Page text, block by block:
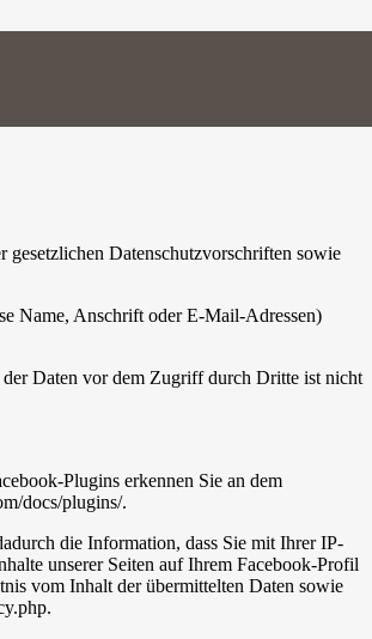
gesetzlichen Datenschutzvorschriften sowie
Name, Anschrift oder E-Mail-Adressen)
Daten vor dem Zugriff durch Dritte ist nicht
Plugins erkennen Sie an dem
docs/plugins/.
die Information, dass Sie mit Ihrer IP-
unserer Seiten auf Ihrem Facebook-Profil
vom Inhalt der übermittelten Daten sowie